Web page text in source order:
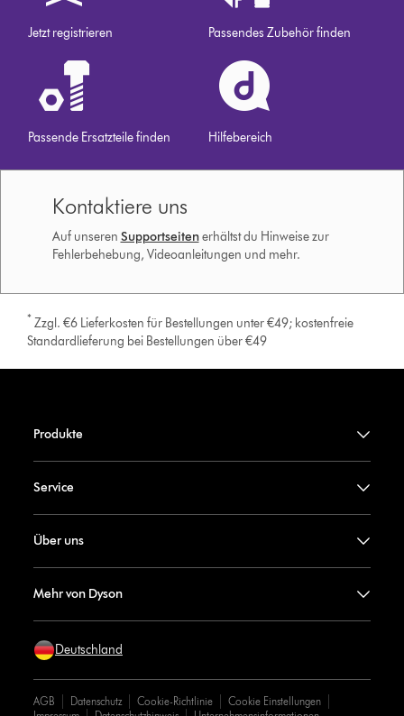
Jetzt registrieren Passendes Zubehör finden
Passende Ersatzteile finden Hilfebereich
Kontaktiere uns
Auf unseren Supportseiten erhältst du Hinweise zur
Fehlerbehebung, Videoanleitungen und mehr.
* Zzgl. €6 Lieferkosten für Bestellungen unter €49; kostenfreie
Standardlieferung bei Bestellungen über €49
Produkte
Service
Über uns
Mehr von Dyson
Deutschland
AGB Datenschutz Cookie-Richtlinie
Cookie Einstellungen